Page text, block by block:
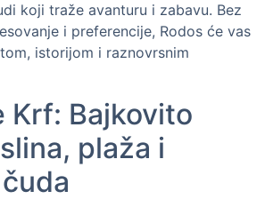
koji traže avanturu i zabavu. Bez
i preferencije, Rodos će vas
istorijom i raznovrsnim
Krf: Bajkovito
plaža i